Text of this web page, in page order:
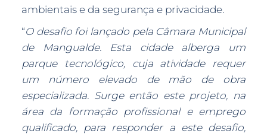
ambientais e da segurança e privacidade.
“O desafio foi lançado pela Câmara Municipal
de Mangualde. Esta cidade alberga um
parque tecnológico, cuja atividade requer
um número elevado de mão de obra
especializada. Surge então este projeto, na
área da formação profissional e emprego
qualificado, para responder a este desafio,